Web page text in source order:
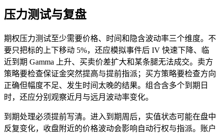
压力测试与复盘
期权压力测试至少需要价格、时间和隐含波动率三个维度。不
要只把标的上下移动 5%，还应模拟事件后 IV 快速下降、临
近到期 Gamma 上升、买卖价差扩大和某条腿无法成交。卖方
策略要检查保证金突然提高与提前指派；买方策略要检查方向
正确但幅度不足、发生时间太晚的结果。组合含多个到期日
时，还应分别观察近月与远月波动率变化。
到期处理必须提前写清。进入到期周后，实值状态可能在盘中
反复变化，收盘附近的价格波动会影响自动行权与指派。账户